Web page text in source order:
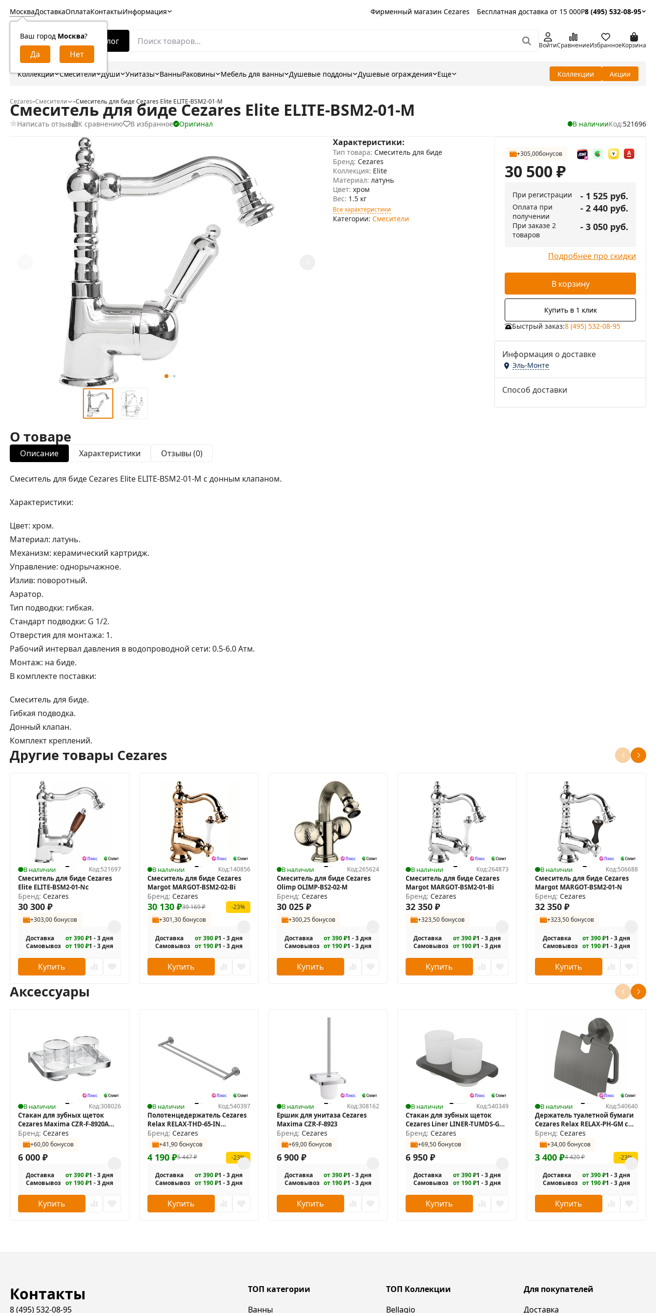
Москва
Ваш город Москва?
ДоставкаОплатаКонтактыИнформация Фирменный магазин Cezares Бесплатная доставка от 15 000Р8 (495) 532-08-95
Каталог ВойтиСравнениеИзбранноеКорзина
Коллекции Смесители Души Унитазы ВанныРаковины Мебель для ванны Душевые поддоны Душевые ограждения Еще Коллекции Акции
Cezares–Смесители –Смеситель для биде Cezares Elite ELITE-BSM2-01-M
Смеситель для биде Cezares Elite ELITE-BSM2-01-M
Написать отзыв К сравнению В избранное Оригинал В наличииКод:521696
Характеристики:
Тип товара: Смеситель для биде
Бренд: Cezares
Коллекция: Elite
Материал: латунь
Цвет: хром
Вес: 1.5 кг
Все характеристики
Категории: Смесители
+305,00бонусов
30 500₽
При регистрации - 1 525 руб.
Оплата при
получении
- 2 440 руб.
При заказе 2
товаров
- 3 050 руб.
Подробнее про скидки
В корзину
Купить в 1 клик
Быстрый заказ:8 (495) 532-08-95
Информация о доставке
Эль-Монте
Способ доставки
О товаре
Описание Характеристики Отзывы (0)
Смеситель для биде Cezares Elite ELITE-BSM2-01-M с донным клапаном.
Характеристики:
Цвет: хром.
Материал: латунь.
Механизм: керамический картридж.
Управление: однорычажное.
Излив: поворотный.
Аэратор.
Тип подводки: гибкая.
Стандарт подводки: G 1/2.
Отверстия для монтажа: 1.
Рабочий интервал давления в водопроводной сети: 0.5-6.0 Атм.
Монтаж: на биде.
В комплекте поставки:
Смеситель для биде.
Гибкая подводка.
Донный клапан.
Комплект креплений.
Другие товары Cezares
В наличии Код:521697
Смеситель для биде Cezares
Elite ELITE-BSM2-01-Nc
Бренд: Cezares
30 300 ₽
+303,00 бонусов
Доставка от 390 ₽1 - 3 дня
Самовывоз от 190 ₽1 - 3 дня
Купить
В наличии Код:140856
Смеситель для биде Cezares
Margot MARGOT-BSM2-02-Bi
Бренд: Cezares
39 169₽
30 130 ₽
-23%
+301,30 бонусов
Доставка от 390 ₽1 - 3 дня
Самовывоз от 190 ₽1 - 3 дня
Купить
В наличии Код:265624
Смеситель для биде Cezares
Olimp OLIMP-BS2-02-M
Бренд: Cezares
30 025 ₽
+300,25 бонусов
Доставка от 390 ₽1 - 3 дня
Самовывоз от 190 ₽1 - 3 дня
Купить
В наличии Код:264873
Смеситель для биде Cezares
Margot MARGOT-BSM2-01-Bi
Бренд: Cezares
32 350₽
+323,50 бонусов
Доставка от 390 ₽1 - 3 дня
Самовывоз от 190 ₽1 - 3 дня
Купить
В наличии Код:506688
Смеситель для биде Cezares
Margot MARGOT-BSM2-01-N
Бренд: Cezares
32 350₽
+323,50 бонусов
Доставка от 390 ₽1 - 3 дня
Самовывоз от 190 ₽1 - 3 дня
Купить
Аксессуары
В наличии Код:308026
Стакан для зубных щеток
Cezares Maxima CZR-F-8920A
двойной
Бренд: Cezares
+60,00 бонусов
6 000 ₽
Доставка от 390 ₽1 - 3 дня
Самовывоз от 190 ₽1 - 3 дня
Купить
В наличии Код:540397
Полотенцедержатель Cezares
Relax RELAX-THD-65-IN
двойной
Бренд: Cezares
+41,90 бонусов
5 447₽
4 190 ₽ -23%
Доставка от 390 ₽1 - 3 дня
Самовывоз от 190 ₽1 - 3 дня
Купить
В наличии Код:308162
Ершик для унитаза Cezares
Maxima CZR-F-8923
Бренд: Cezares
+69,00 бонусов
6 900 ₽
Доставка от 390 ₽1 - 3 дня
Самовывоз от 190 ₽1 - 3 дня
Купить
В наличии Код:540349
Стакан для зубных щеток
Cezares Liner LINER-TUMDS-GM
двойной
Бренд: Cezares
+69,50 бонусов
6 950₽
Доставка от 390 ₽1 - 3 дня
Самовывоз от 190 ₽1 - 3 дня
Купить
В наличии Код:540640
Держатель туалетной бумаги
Cezares Relax RELAX-PH-GM с
крышкой
Бренд: Cezares
+34,00 бонусов
4 420₽
3 400₽ -23%
Доставка от 390 ₽1 - 3 дня
Самовывоз от 190 ₽1 - 3 дня
Купить
Контакты
8 (495) 532-08-95
ТОП категории
Ванны
ТОП Коллекции
Bellagio
Для покупателей
Доставка